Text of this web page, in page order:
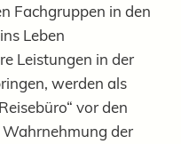
Fachgruppen in den
Leben
Leistungen in der
werden als
vor den
der